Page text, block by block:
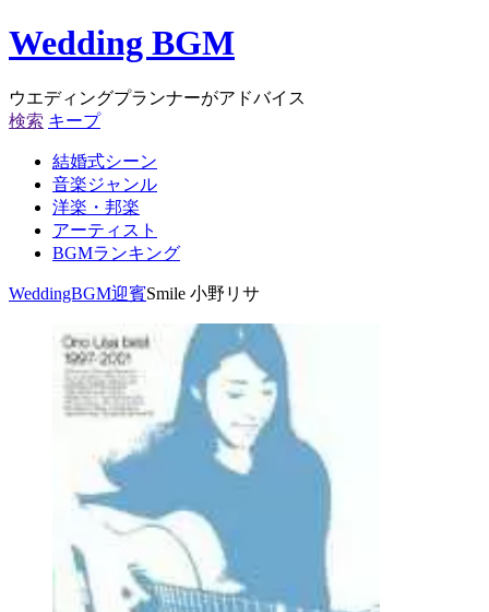
Wedding BGM
ウエディングプランナーがアドバイス
検索 キープ
結婚式シーン
音楽ジャンル
洋楽・邦楽
アーティスト
BGMランキング
WeddingBGM迎賓Smile 小野リサ